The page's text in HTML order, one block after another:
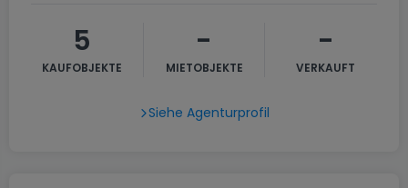
5
KAUFOBJEKTE
-
MIETOBJEKTE
-
VERKAUFT
Siehe Agenturprofil